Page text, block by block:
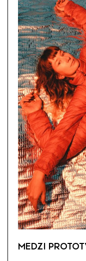
MEDZI